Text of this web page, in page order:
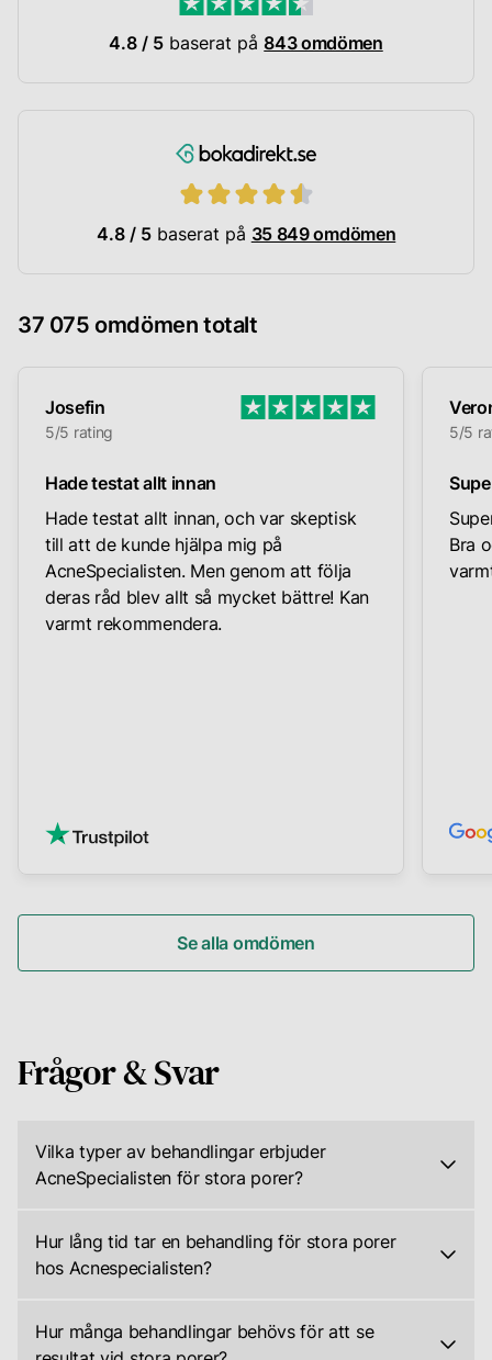
4.8 / 5 baserat på 843 omdömen
4.8 / 5 baserat på 35 849 omdömen
37 075 omdömen totalt
Josefin
5/5 rating
Hade testat allt innan
Hade testat allt innan, och var skeptisk
till att de kunde hjälpa mig på
AcneSpecialisten. Men genom att följa
deras råd blev allt så mycket bättre! Kan
varmt rekommendera.
5/5
Bra
varmt
Se alla omdömen
Frågor & Svar
Vilka typer av behandlingar erbjuder
AcneSpecialisten för stora porer?
en
rad
olika
för
stora
Hur lång tid tar en behandling för stora porer
hos Acnespecialisten?
för
stora
Hur många behandlingar behövs för att se